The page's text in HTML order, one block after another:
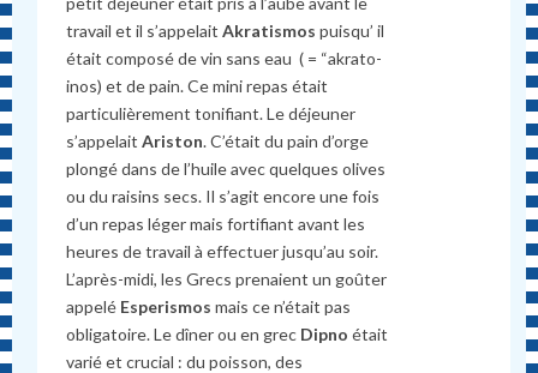
travail et il s’appelaitAkratismos puisqu’ il
était composé de vin sans eau ( = “akrato-
inos) et de pain. Ce mini repas était
particulièrement tonifiant. Le déjeuner
s’appelaitAriston. C’était du pain d’orge
plongé dans de l’huile avec quelques olives
ou du raisins secs. Il s’agit encore une fois
d’un repas léger mais fortifiant avant les
heures de travail à effectuer jusqu’au soir.
L’après-midi, les Grecs prenaient un goûter
appelé Esperismos mais ce n’était pas
obligatoire. Le dîner ou en grec Dipno était
varié et crucial : du poisson, des